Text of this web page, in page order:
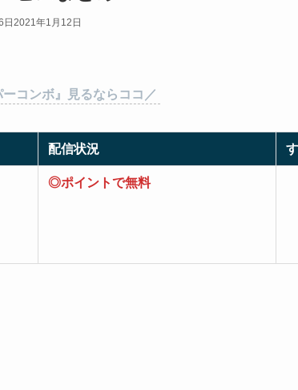
日 2021年1月12日
コンボ』見るならココ／
配信状況
◎ポイントで無料